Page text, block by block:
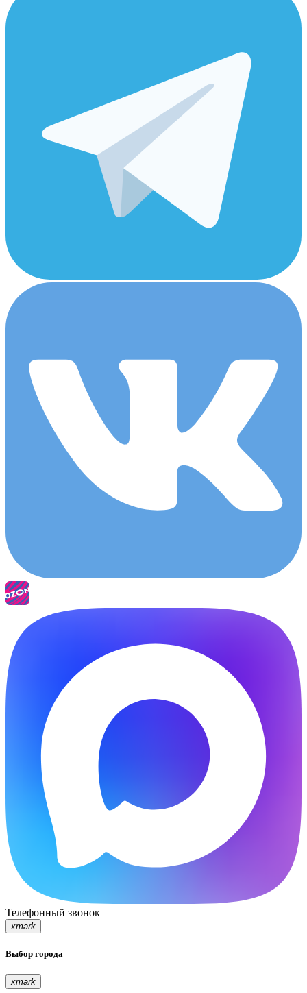
Телефонный звонок
xmark
Выбор города
xmark